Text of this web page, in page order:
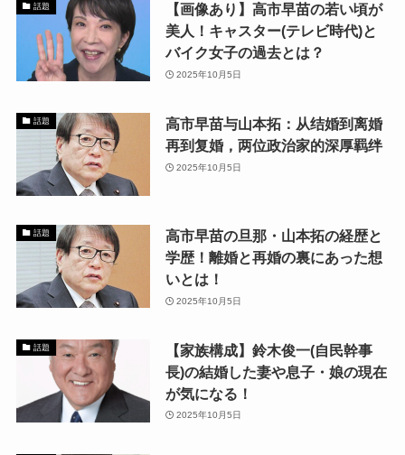
話題
【画像あり】高市早苗の若い頃が
美人！キャスター(テレビ時代)と
バイク女子の過去とは？
2025年10月5日
話題
高市早苗与山本拓：从结婚到离婚
再到复婚，两位政治家的深厚羁绊
2025年10月5日
話題
高市早苗の旦那・山本拓の経歴と
学歴！離婚と再婚の裏にあった想
いとは！
2025年10月5日
話題
【家族構成】鈴木俊一(自民幹事
長)の結婚した妻や息子・娘の現在
が気になる！
2025年10月5日